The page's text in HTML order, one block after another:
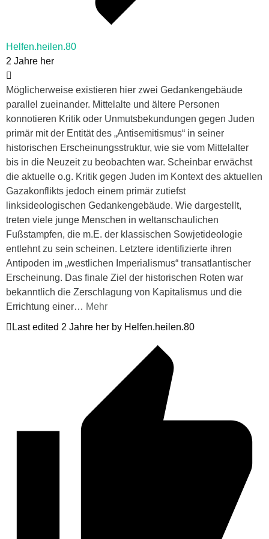
Helfen.heilen.80
2 Jahre her
Möglicherweise existieren hier zwei Gedankengebäude
parallel zueinander. Mittelalte und ältere Personen
konnotieren Kritik oder Unmutsbekundungen gegen Juden
primär mit der Entität des „Antisemitismus“ in seiner
historischen Erscheinungsstruktur, wie sie vom Mittelalter
bis in die Neuzeit zu beobachten war. Scheinbar erwächst
die aktuelle o.g. Kritik gegen Juden im Kontext des aktuellen
Gazakonflikts jedoch einem primär zutiefst
linksideologischen Gedankengebäude. Wie dargestellt,
treten viele junge Menschen in weltanschaulichen
Fußstampfen, die m.E. der klassischen Sowjetideologie
entlehnt zu sein scheinen. Letztere identifizierte ihren
Antipoden im „westlichen Imperialismus“ transatlantischer
Erscheinung. Das finale Ziel der historischen Roten war
bekanntlich die Zerschlagung von Kapitalismus und die
Errichtung einer… Mehr
Last edited 2 Jahre her by Helfen.heilen.80